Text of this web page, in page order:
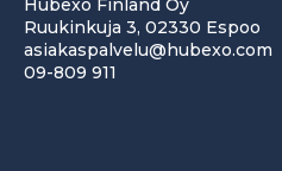
Hubexo Finland Oy
Ruukinkuja 3, 02330 Espoo
asiakaspalvelu@hubexo.com
09-809 911